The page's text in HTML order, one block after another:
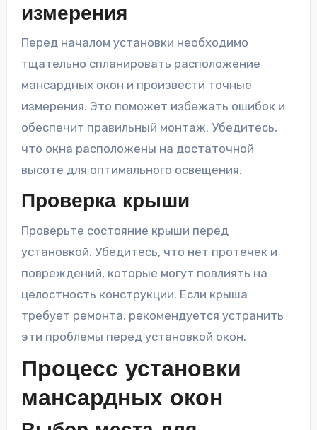
измерения
Перед началом установки необходимо
тщательно спланировать расположение
мансардных окон и произвести точные
измерения. Это поможет избежать ошибок и
обеспечит правильный монтаж. Убедитесь,
что окна расположены на достаточной
высоте для оптимального освещения.
Проверка крыши
Проверьте состояние крыши перед
установкой. Убедитесь, что нет протечек и
повреждений, которые могут повлиять на
целостность конструкции. Если крыша
требует ремонта, рекомендуется устранить
эти проблемы перед установкой окон.
Процесс установки
мансардных окон